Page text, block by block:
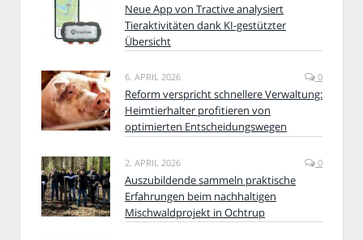
Neue App von Tractive analysiert
Tieraktivitäten dank KI-gestützter
Übersicht
6. APRIL 2026 0
Reform verspricht schnellere Verwaltung:
Heimtierhalter profitieren von
optimierten Entscheidungswegen
2. APRIL 2026 0
Auszubildende sammeln praktische
Erfahrungen beim nachhaltigen
Mischwaldprojekt in Ochtrup